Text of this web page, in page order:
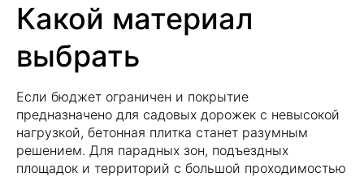
Какой материал
выбрать
Если бюджет ограничен и покрытие
предназначено для садовых дорожек с невысокой
нагрузкой, бетонная плитка станет разумным
решением. Для парадных зон, подъездных
площадок и территорий с большой проходимостью
Владимирская обл.,
Александровский р-он,
д. Новинки
д. Новинки
+7 (900) 483-11-08
+7 49244 3-80-30